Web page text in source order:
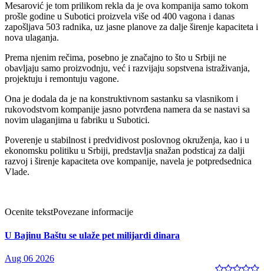
Mesarović je tom prilikom rekla da je ova kompanija samo tokom
prošle godine u Subotici proizvela više od 400 vagona i danas
zapošljava 503 radnika, uz jasne planove za dalje širenje kapaciteta i
nova ulaganja.
Prema njenim rečima, posebno je značajno to što u Srbiji ne
obavljaju samo proizvodnju, već i razvijaju sopstvena istraživanja,
projektuju i remontuju vagone.
Ona je dodala da je na konstruktivnom sastanku sa vlasnikom i
rukovodstvom kompanije jasno potvrđena namera da se nastavi sa
novim ulaganjima u fabriku u Subotici.
Poverenje u stabilnost i predvidivost poslovnog okruženja, kao i u
ekonomsku politiku u Srbiji, predstavlja snažan podsticaj za dalji
razvoj i širenje kapaciteta ove kompanije, navela je potpredsednica
Vlade.
Ocenite tekstPovezane informacije
U Bajinu Baštu se ulaže pet milijardi dinara
Aug 06 2026